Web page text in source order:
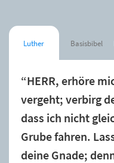
Luther Basisbibel
“HERR, erhöre
vergeht; verbirg
dass ich nicht
Grube fahren.
deine Gnade;